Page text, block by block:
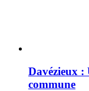
Davézieux :
commune